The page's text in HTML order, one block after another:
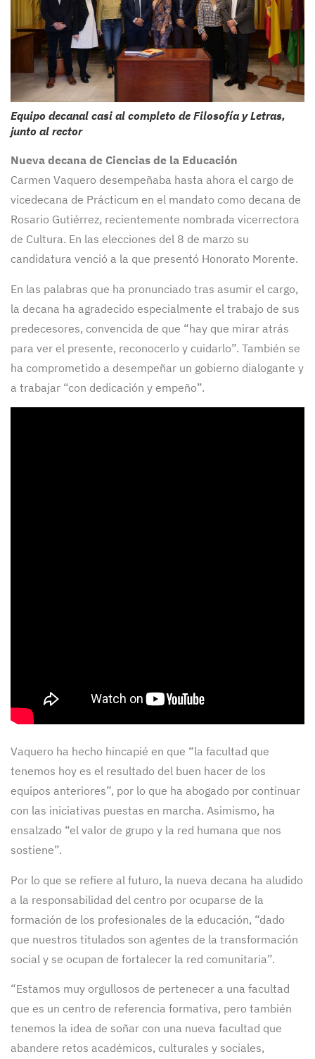
Equipo decanal casi al completo de Filosofía y Letras,
junto al rector
Nueva decana de Ciencias de la Educación
Carmen Vaquero desempeñaba hasta ahora el cargo de
vicedecana de Prácticum en el mandato como decana de
Rosario Gutiérrez, recientemente nombrada vicerrectora
de Cultura. En las elecciones del 8 de marzo su
candidatura venció a la que presentó Honorato Morente.
En las palabras que ha pronunciado tras asumir el cargo,
la decana ha agradecido especialmente el trabajo de sus
predecesores, convencida de que “hay que mirar atrás
para ver el presente, reconocerlo y cuidarlo”. También se
ha comprometido a desempeñar un gobierno dialogante y
a trabajar “con dedicación y empeño”.
Vaquero ha hecho hincapié en que “la facultad que
tenemos hoy es el resultado del buen hacer de los
equipos anteriores”, por lo que ha abogado por continuar
con las iniciativas puestas en marcha. Asimismo, ha
ensalzado “el valor de grupo y la red humana que nos
sostiene”.
Por lo que se refiere al futuro, la nueva decana ha aludido
a la responsabilidad del centro por ocuparse de la
formación de los profesionales de la educación, “dado
que nuestros titulados son agentes de la transformación
social y se ocupan de fortalecer la red comunitaria”.
“Estamos muy orgullosos de pertenecer a una facultad
que es un centro de referencia formativa, pero también
tenemos la idea de soñar con una nueva facultad que
abandere retos académicos, culturales y sociales,